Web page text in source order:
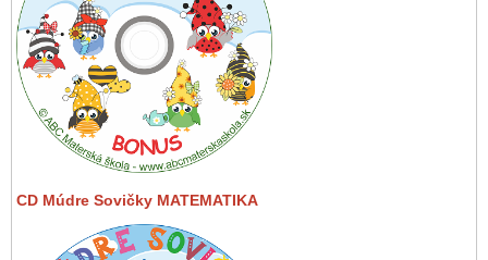
CD Múdre Sovičky MATEMATIKA